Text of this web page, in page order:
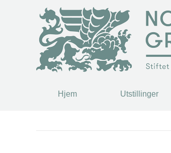
Hjem Utstillinger
Hjem Utstillinger